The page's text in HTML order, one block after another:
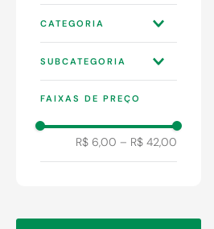
CATEGORIA
INFORMÁTICA
CASA INTELIGENTE
FERRAGENS
SUBCATEGORIA
FAIXAS DE PREÇO
R$ 6,00 – R$ 42,00